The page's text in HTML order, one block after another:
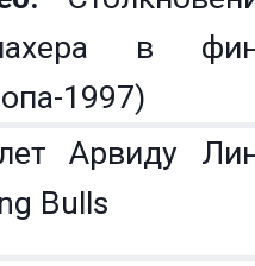
в
1997)
Арвиду
Bulls